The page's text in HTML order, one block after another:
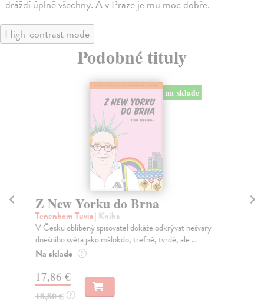
dráždí úplně všechny. A v Praze je mu moc dobře.
High-contrast mode
Podobné tituly
na sklade
Z New Yorku do Brna
Tenenbom Tuvia| Kniha
V Česku oblíbený spisovatel dokáže odkrývat nešvary
dnešního světa jako málokdo, trefně, tvrdě, ale ...
Na sklade ?
17,86 €
18,80 € ?